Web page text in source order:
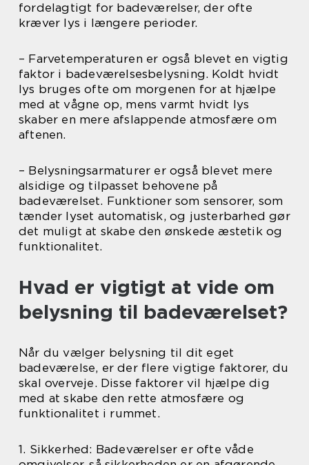
fordelagtigt for badeværelser, der ofte
kræver lys i længere perioder.
– Farvetemperaturen er også blevet en vigtig
faktor i badeværelsesbelysning. Koldt hvidt
lys bruges ofte om morgenen for at hjælpe
med at vågne op, mens varmt hvidt lys
skaber en mere afslappende atmosfære om
aftenen.
– Belysningsarmaturer er også blevet mere
alsidige og tilpasset behovene på
badeværelset. Funktioner som sensorer, som
tænder lyset automatisk, og justerbarhed gør
det muligt at skabe den ønskede æstetik og
funktionalitet.
Hvad er vigtigt at vide om
belysning til badeværelset?
Når du vælger belysning til dit eget
badeværelse, er der flere vigtige faktorer, du
skal overveje. Disse faktorer vil hjælpe dig
med at skabe den rette atmosfære og
funktionalitet i rummet.
1. Sikkerhed: Badeværelser er ofte våde